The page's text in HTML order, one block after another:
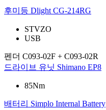
후미등 Dlight CG-214RG
STVZO
USB
펜더 C093-02F + C093-02R
드라이브 유닛 Shimano EP8
85Nm
배터리 Simplo Internal Battery